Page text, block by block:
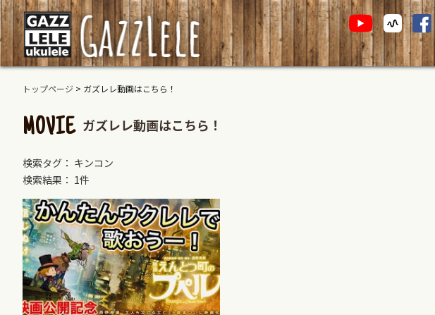
トップページ > ガズレレ動画はこちら！
MOVIE ガズレレ動画はこちら！
検索タグ： キンコン
検索結果： 1件